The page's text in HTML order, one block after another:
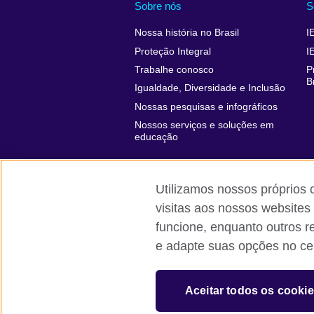
Sobre nós
Nossa história no Brasil
Proteção Integral
Trabalhe conosco
Igualdade, Diversidade e Inclusão
Nossas pesquisas e infográficos
Nossos serviços e soluções em
educação
British Council global Comentários
A registered charity: 209131 (England
Utilizamos nossos próprios
visitas aos nossos
funcione, enquanto outros
e adapte suas opções no
Aceitar todos os